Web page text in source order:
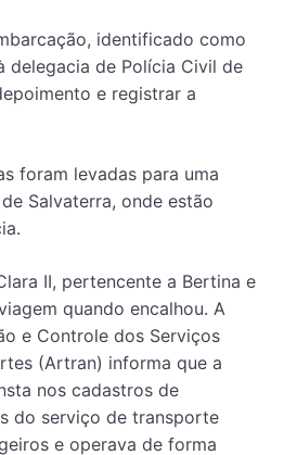
identificado como
delegacia de Polícia Civil de
e registrar a
foram levadas para uma
Salvaterra, onde estão
II, pertencente a Bertina e
quando encalhou. A
e Controle dos Serviços
(Artran) informa que a
nos cadastros de
do serviço de transporte
e operava de forma